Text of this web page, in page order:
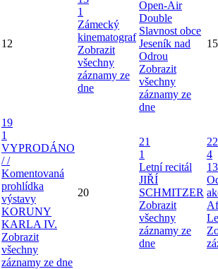
12
1
Zámecký
kinematograf
Zobrazit
všechny
záznamy ze
dne
Open-Air
Double
Slavnost obce
Jeseník nad
Odrou
Zobrazit
všechny
záznamy ze
dne
15
19
1
VYPRODÁNO
/ /
Komentovaná
prohlídka
výstavy
KORUNY
KARLA IV.
Zobrazit
všechny
záznamy ze dne
20
21
1
Letní recitál
JIŘÍ
SCHMITZER
Zobrazit
všechny
záznamy ze
dne
22
4